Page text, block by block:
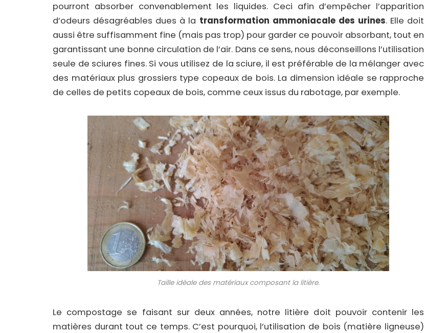
pourront absorber convenablement les liquides. Ceci afin d’empêcher l’apparition
d’odeurs désagréables dues à la transformation ammoniacale des urines. Elle doit
aussi être suffisamment fine (mais pas trop) pour garder ce pouvoir absorbant, tout en
garantissant une bonne circulation de l’air. Dans ce sens, nous déconseillons l’utilisation
seule de sciures fines. Si vous utilisez de la sciure, il est préférable de la mélanger avec
des matériaux plus grossiers type copeaux de bois. La dimension idéale se rapproche
de celles de petits copeaux de bois, comme ceux issus du rabotage, par exemple.
Taille idéale des matériaux composant la litière.
Le compostage se faisant sur deux années, notre litière doit pouvoir contenir les
matières durant tout ce temps. C’est pourquoi, l’utilisation de bois (matière ligneuse)